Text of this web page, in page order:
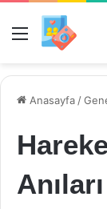
Menü
Anasayfa /